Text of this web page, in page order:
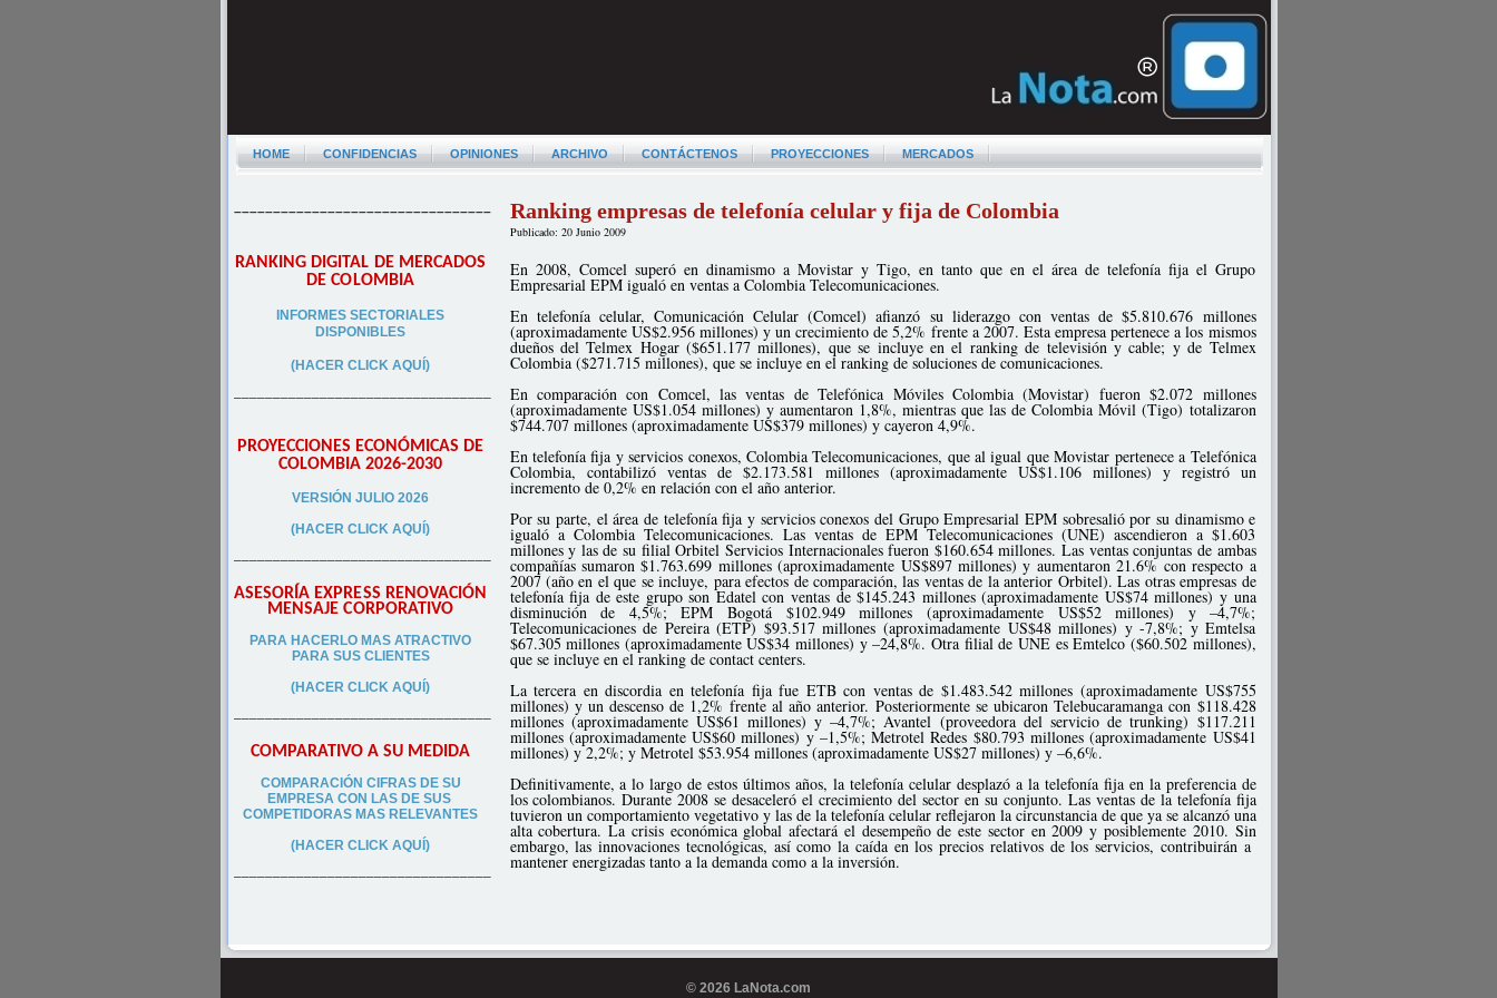
HOME CONFIDENCIAS OPINIONES ARCHIVO CONTÁCTENOS PROYECCIONES MERCADOS
–––––––––––––––––––––––––––––––––
RANKING DIGITAL DE MERCADOS
DE COLOMBIA
INFORMES SECTORIALES
DISPONIBLES
(HACER CLICK AQUÍ)
–––––––––––––––––––––––––––––––––
PROYECCIONES ECONÓMICAS DE
COLOMBIA 2026-2030
VERSIÓN JULIO 2026
(HACER CLICK AQUÍ)
–––––––––––––––––––––––––––––––––
ASESORÍA EXPRESS RENOVACIÓN
MENSAJE CORPORATIVO
PARA HACERLO MAS ATRACTIVO
PARA SUS CLIENTES
(HACER CLICK AQUÍ)
–––––––––––––––––––––––––––––––––
COMPARATIVO A SU MEDIDA
COMPARACIÓN CIFRAS DE SU
EMPRESA CON LAS DE SUS
COMPETIDORAS MAS RELEVANTES
(HACER CLICK AQUÍ)
–––––––––––––––––––––––––––––––––
Ranking empresas de telefonía celular y fija de Colombia
Publicado: 20 Junio 2009
En 2008, Comcel superó en dinamismo a Movistar y Tigo, en tanto que en el área de telefonía fija el Grupo
Empresarial EPM igualó en ventas a Colombia Telecomunicaciones.
En telefonía celular, Comunicación Celular (Comcel) afianzó su liderazgo con ventas de $5.810.676 millones
(aproximadamente US$2.956 millones) y un crecimiento de 5,2% frente a 2007. Esta empresa pertenece a los mismos
dueños del Telmex Hogar ($651.177 millones), que se incluye en el ranking de televisión y cable; y de Telmex
Colombia ($271.715 millones), que se incluye en el ranking de soluciones de comunicaciones.
En comparación con Comcel, las ventas de Telefónica Móviles Colombia (Movistar) fueron $2.072 millones
(aproximadamente US$1.054 millones) y aumentaron 1,8%, mientras que las de Colombia Móvil (Tigo) totalizaron
$744.707 millones (aproximadamente US$379 millones) y cayeron 4,9%.
En telefonía fija y servicios conexos, Colombia Telecomunicaciones, que al igual que Movistar pertenece a Telefónica
Colombia, contabilizó ventas de $2.173.581 millones (aproximadamente US$1.106 millones) y registró un
incremento de 0,2% en relación con el año anterior.
Por su parte, el área de telefonía fija y servicios conexos del Grupo Empresarial EPM sobresalió por su dinamismo e
igualó a Colombia Telecomunicaciones. Las ventas de EPM Telecomunicaciones (UNE) ascendieron a $1.603
millones y las de su filial Orbitel Servicios Internacionales fueron $160.654 millones. Las ventas conjuntas de ambas
compañías sumaron $1.763.699 millones (aproximadamente US$897 millones) y aumentaron 21.6% con respecto a
2007 (año en el que se incluye, para efectos de comparación, las ventas de la anterior Orbitel). Las otras empresas de
telefonía fija de este grupo son Edatel con ventas de $145.243 millones (aproximadamente US$74 millones) y una
disminución de 4,5%; EPM Bogotá $102.949 millones (aproximadamente US$52 millones) y –4,7%;
Telecomunicaciones de Pereira (ETP) $93.517 millones (aproximadamente US$48 millones) y -7,8%; y Emtelsa
$67.305 millones (aproximadamente US$34 millones) y –24,8%. Otra filial de UNE es Emtelco ($60.502 millones),
que se incluye en el ranking de contact centers.
La tercera en discordia en telefonía fija fue ETB con ventas de $1.483.542 millones (aproximadamente US$755
millones) y un descenso de 1,2% frente al año anterior. Posteriormente se ubicaron Telebucaramanga con $118.428
millones (aproximadamente US$61 millones) y –4,7%; Avantel (proveedora del servicio de trunking) $117.211
millones (aproximadamente US$60 millones) y –1,5%; Metrotel Redes $80.793 millones (aproximadamente US$41
millones) y 2,2%; y Metrotel $53.954 millones (aproximadamente US$27 millones) y –6,6%.
Definitivamente, a lo largo de estos últimos años, la telefonía celular desplazó a la telefonía fija en la preferencia de
los colombianos. Durante 2008 se desaceleró el crecimiento del sector en su conjunto. Las ventas de la telefonía fija
tuvieron un comportamiento vegetativo y las de la telefonía celular reflejaron la circunstancia de que ya se alcanzó una
alta cobertura. La crisis económica global afectará el desempeño de este sector en 2009 y posiblemente 2010. Sin
embargo, las innovaciones tecnológicas, así como la caída en los precios relativos de los servicios, contribuirán a
mantener energizadas tanto a la demanda como a la inversión.
© 2026 LaNota.com